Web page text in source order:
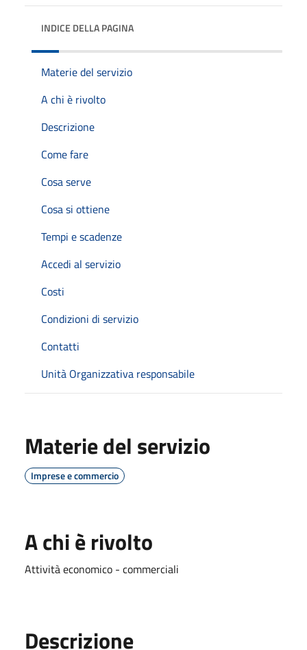
INDICE DELLA PAGINA
Materie del servizio
A chi è rivolto
Descrizione
Come fare
Cosa serve
Cosa si ottiene
Tempi e scadenze
Accedi al servizio
Costi
Condizioni di servizio
Contatti
Unità Organizzativa responsabile
Materie del servizio
Imprese e commercio
A chi è rivolto
Attività economico - commerciali
Descrizione